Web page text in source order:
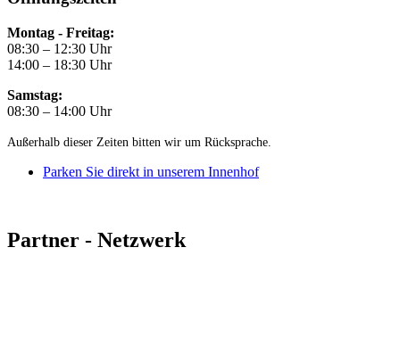
Montag - Freitag:
08:30 – 12:30 Uhr
14:00 – 18:30 Uhr
Samstag:
08:30 – 14:00 Uhr
Außerhalb dieser Zeiten bitten wir um Rücksprache.
Parken Sie direkt in unserem Innenhof
Partner - Netzwerk